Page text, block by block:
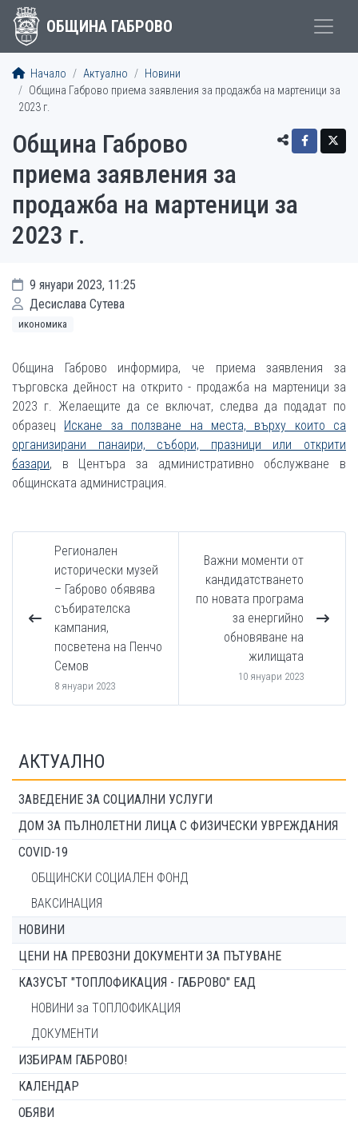
ОБЩИНА ГАБРОВО
Начало Актуално
Новини
Община Габрово приема заявления за продажба на мартеници за
2023 г.
Община Габрово
приема заявления за
продажба на мартеници за
2023 г.
9 януари 2023, 11:25
Десислава Сутева
икономика
Община Габрово информира, че приема заявления за
търговска дейност на открито - продажба на мартеници за
2023 г. Желаещите да се включат, следва да подадат по
образец Искане за ползване на места, върху които са
организирани панаири, събори, празници или открити
базари, в Центъра за административно обслужване в
общинската администрация.
Регионален
исторически музей
– Габрово обявява
събирателска
кампания,
посветена на Пенчо
Семов
8 януари 2023
Важни моменти от
кандидатстването
по новата програма
за енергийно
обновяване на
жилищата
10 януари 2023
АКТУАЛНО
ЗАВЕДЕНИЕ ЗА СОЦИАЛНИ УСЛУГИ
ДОМ ЗА ПЪЛНОЛЕТНИ ЛИЦА С ФИЗИЧЕСКИ УВРЕЖДАНИЯ
COVID-19
ОБЩИНСКИ СОЦИАЛЕН ФОНД
ВАКСИНАЦИЯ
НОВИНИ
ЦЕНИ НА ПРЕВОЗНИ ДОКУМЕНТИ ЗА ПЪТУВАНЕ
КАЗУСЪТ "ТОПЛОФИКАЦИЯ - ГАБРОВО" ЕАД
НОВИНИ за ТОПЛОФИКАЦИЯ
ДОКУМЕНТИ
ИЗБИРАМ ГАБРОВО!
КАЛЕНДАР
ОБЯВИ